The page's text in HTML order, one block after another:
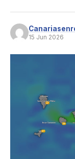
España
Opinión
Cultura
15 Jun 2026